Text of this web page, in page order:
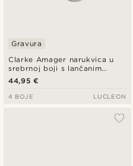
Clarke Amager narukvica u
srebrnoj boji s lančanim
karikama i kabelskim lancem
te privjeskom smiley
Gravura
44,95 €
4 BOJE LUCLEON